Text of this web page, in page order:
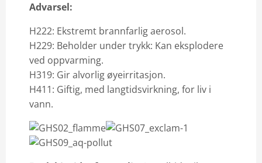
Advarsel:
H222: Ekstremt brannfarlig aerosol.
H229: Beholder under trykk: Kan eksplodere
ved oppvarming.
H319: Gir alvorlig øyeirritasjon.
H411: Giftig, med langtidsvirkning, for liv i
vann.